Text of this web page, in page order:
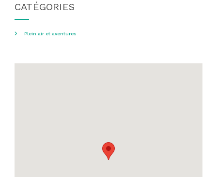
CATÉGORIES
Plein air et aventures